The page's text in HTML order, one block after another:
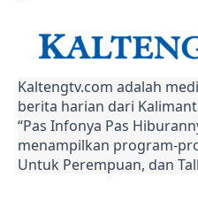
Kaltengtv.com adalah
berita harian dari
“Pas Infonya Pas
menampilkan program-
Untuk Perempuan, dan